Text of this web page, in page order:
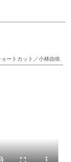
ョートカット／小林由依